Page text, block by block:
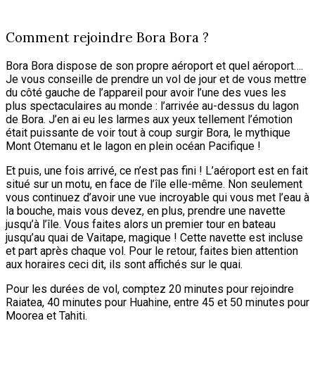
Comment rejoindre Bora Bora ?
Bora Bora dispose de son propre aéroport et quel aéroport….
Je vous conseille de prendre un vol de jour et de vous mettre
du côté gauche de l’appareil pour avoir l’une des vues les
plus spectaculaires au monde : l’arrivée au-dessus du lagon
de Bora. J’en ai eu les larmes aux yeux tellement l’émotion
était puissante de voir tout à coup surgir Bora, le mythique
Mont Otemanu et le lagon en plein océan Pacifique !
Et puis, une fois arrivé, ce n’est pas fini ! L’aéroport est en fait
situé sur un motu, en face de l’île elle-même. Non seulement
vous continuez d’avoir une vue incroyable qui vous met l’eau à
la bouche, mais vous devez, en plus, prendre une navette
jusqu’à l’île. Vous faites alors un premier tour en bateau
jusqu’au quai de Vaitape, magique ! Cette navette est incluse
et part après chaque vol. Pour le retour, faites bien attention
aux horaires ceci dit, ils sont affichés sur le quai.
Pour les durées de vol, comptez 20 minutes pour rejoindre
Raiatea, 40 minutes pour Huahine, entre 45 et 50 minutes pour
Moorea et Tahiti.